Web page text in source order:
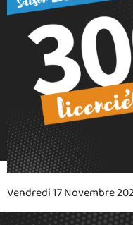
Vendredi 17 Novembre